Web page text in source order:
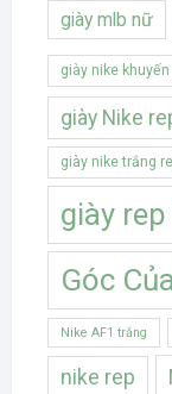
giày mlb nữ
giày nike
giày Nike
giày nike trắng
giày rep
Góc
Nike AF1 trắng
nike rep